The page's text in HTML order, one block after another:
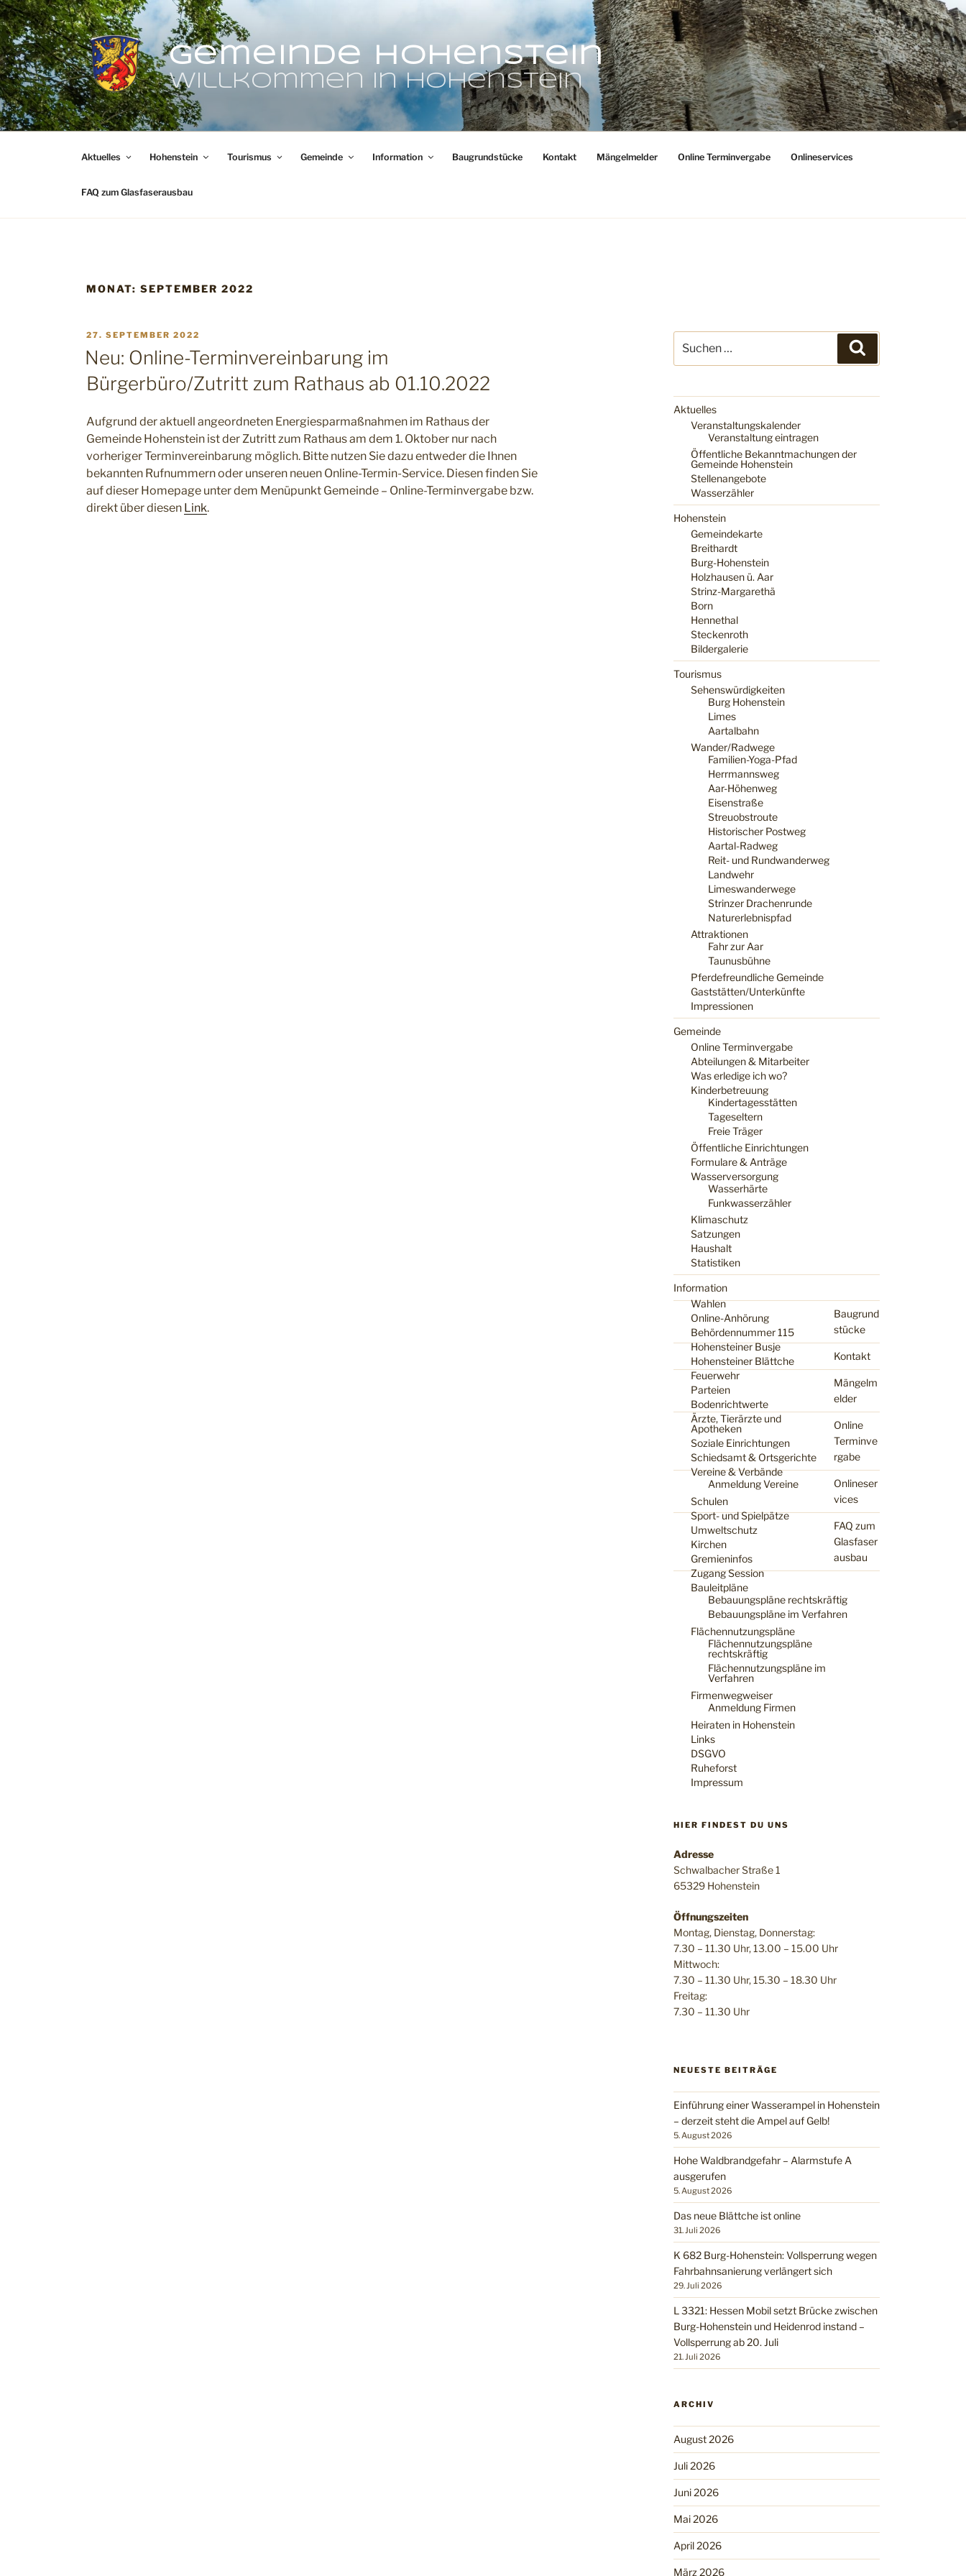
Zum
Inhalt
springen
Gemeinde Hohenstein
Willkommen in Hohenstein
Aktuelles Hohenstein Tourismus Gemeinde Information Baugrundstücke Kontakt Mängelmelder Online Terminvergabe Onlineservices
FAQ zum Glasfaserausbau
MONAT: SEPTEMBER 2022
VERÖFFENTLICHT
AM
27. SEPTEMBER 2022
Neu: Online-Terminvereinbarung im
Bürgerbüro/Zutritt zum Rathaus ab 01.10.2022
Aufgrund der aktuell angeordneten Energiesparmaßnahmen im Rathaus der
Gemeinde Hohenstein ist der Zutritt zum Rathaus am dem 1. Oktober nur nach
vorheriger Terminvereinbarung möglich. Bitte nutzen Sie dazu entweder die Ihnen
bekannten Rufnummern oder unseren neuen Online-Termin-Service. Diesen finden Sie
auf dieser Homepage unter dem Menüpunkt Gemeinde – Online-Terminvergabe bzw.
direkt über diesen Link.
nach:
Aktuelles
Veranstaltungskalender
Veranstaltung eintragen
Öffentliche Bekanntmachungen der
Gemeinde Hohenstein
Stellenangebote
Wasserzähler
Hohenstein
Gemeindekarte
Breithardt
Burg-Hohenstein
Holzhausen ü. Aar
Strinz-Margarethä
Born
Hennethal
Steckenroth
Bildergalerie
Tourismus
Sehenswürdigkeiten
Burg Hohenstein
Limes
Aartalbahn
Wander/Radwege
Familien-Yoga-Pfad
Herrmannsweg
Aar-Höhenweg
Eisenstraße
Streuobstroute
Historischer Postweg
Aartal-Radweg
Reit- und Rundwanderweg
Landwehr
Limeswanderwege
Strinzer Drachenrunde
Naturerlebnispfad
Attraktionen
Fahr zur Aar
Taunusbühne
Pferdefreundliche Gemeinde
Gaststätten/Unterkünfte
Impressionen
Gemeinde
Online Terminvergabe
Abteilungen & Mitarbeiter
Was erledige ich wo?
Kinderbetreuung
Kindertagesstätten
Tageseltern
Freie Träger
Öffentliche Einrichtungen
Formulare & Anträge
Wasserversorgung
Wasserhärte
Funkwasserzähler
Klimaschutz
Satzungen
Haushalt
Statistiken
Information
Wahlen
Online-Anhörung
Behördennummer 115
Hohensteiner Busje
Hohensteiner Blättche
Feuerwehr
Parteien
Bodenrichtwerte
Ärzte, Tierärzte und
Apotheken
Soziale Einrichtungen
Schiedsamt & Ortsgerichte
Vereine & Verbände
Anmeldung Vereine
Schulen
Sport- und Spielpätze
Umweltschutz
Kirchen
Gremieninfos
Zugang Session
Bauleitpläne
Bebauungspläne rechtskräftig
Bebauungspläne im Verfahren
Flächennutzungspläne
Flächennutzungspläne
rechtskräftig
Flächennutzungspläne im
Verfahren
Firmenwegweiser
Anmeldung Firmen
Heiraten in Hohenstein
Links
DSGVO
Ruheforst
Impressum
Baugrund
stücke
Kontakt
Mängelm
elder
Online
Terminve
rgabe
Onlineser
vices
FAQ zum
Glasfaser
ausbau
HIER FINDEST DU UNS
Adresse
Schwalbacher Straße 1
65329 Hohenstein
Öffnungszeiten
Montag, Dienstag, Donnerstag:
7.30 – 11.30 Uhr, 13.00 – 15.00 Uhr
Mittwoch:
7.30 – 11.30 Uhr, 15.30 – 18.30 Uhr
Freitag:
7.30 – 11.30 Uhr
NEUESTE BEITRÄGE
Einführung einer Wasserampel in Hohenstein
– derzeit steht die Ampel auf Gelb!
5. August 2026
Hohe Waldbrandgefahr – Alarmstufe A
ausgerufen
5. August 2026
Das neue Blättche ist online
31. Juli 2026
K 682 Burg-Hohenstein: Vollsperrung wegen
Fahrbahnsanierung verlängert sich
29. Juli 2026
L 3321: Hessen Mobil setzt Brücke zwischen
Burg-Hohenstein und Heidenrod instand –
Vollsperrung ab 20. Juli
21. Juli 2026
ARCHIV
August 2026
Juli 2026
Juni 2026
Mai 2026
April 2026
März 2026